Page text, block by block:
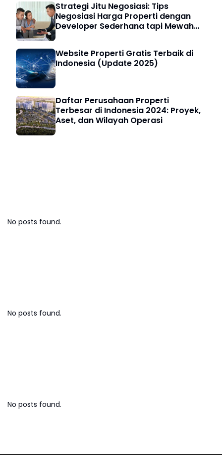
Strategi Jitu Negosiasi: Tips
Negosiasi Harga Properti dengan
Developer Sederhana tapi Mewah
Website Properti Gratis Terbaik di
Indonesia (Update 2025)
Daftar Perusahaan Properti
Terbesar di Indonesia 2024: Proyek,
Aset, dan Wilayah Operasi
No posts found.
No posts found.
No posts found.